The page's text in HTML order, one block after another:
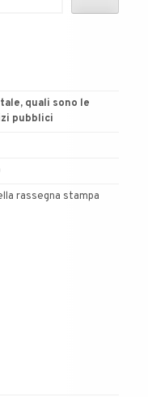
quali sono le
pubblici
rassegna stampa